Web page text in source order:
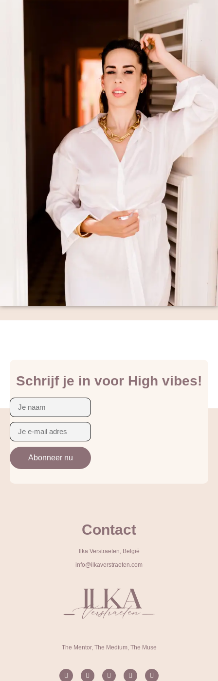
Schrijf je in voor High vibes!
Abonneer nu
Contact
Ilka Verstraeten, België
info@ilkaverstraeten.com
The Mentor, The Medium, The Muse